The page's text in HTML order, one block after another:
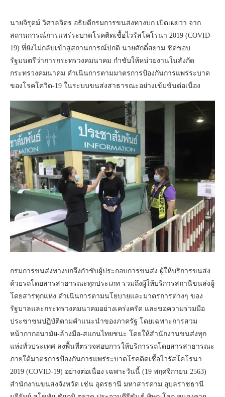
นายจิรุตม์ วิศาลจิตร อธิบดีกรมการขนส่งทางบก เปิดเผยว่า จาก
สถานการณ์การแพร่ระบาดโรคติดเชื้อไวรัสโคโรนา 2019 (COVID-
19) ที่ยังไม่กลับเข้าสู่สถานการณ์ปกติ นายศักดิ์สยาม ชิดชอบ
รัฐมนตรีว่าการกระทรวงคมนาคม กำชับให้หน่วยงานในสังกัด
กระทรวงคมนาคม ดำเนินการตามมาตรการป้องกันการแพร่ระบาด
ของโรคโควิด-19 ในระบบขนส่งสาธารณะอย่างเข้มข้นต่อเนื่อง
กรมการขนส่งทางบกจึงกำชับผู้ประกอบการขนส่ง ผู้ให้บริการขนส่ง
ด้วยรถโดยสารสาธารณะทุกประเภท รวมถึงผู้ให้บริการสถานีขนส่งผู้
โดยสารทุกแห่ง ดำเนินการตามนโยบายและมาตรการต่างๆ ของ
รัฐบาลและกระทรวงคมนาคมอย่างเคร่งครัด และขอความร่วมมือ
ประชาชนปฏิบัติตามคำแนะนำของภาครัฐ โดยเฉพาะการสวม
หน้ากากอนามัย-ล้างมือ-สแกนไทยชนะ โดยให้สำนักงานขนส่งทุก
แห่งทั่วประเทศ ลงพื้นที่ตรวจสอบการให้บริการรถโดยสารสาธารณะ
ภายใต้มาตรการป้องกันการแพร่ระบาดโรคติดเชื้อไวรัสโคโรนา
2019 (COVID-19) อย่างต่อเนื่อง เฉพาะวันนี้ (19 พฤศจิกายน 2563)
สำนักงานขนส่งจังหวัด เช่น อุดรธานี มหาสารคาม อุบลราชธานี